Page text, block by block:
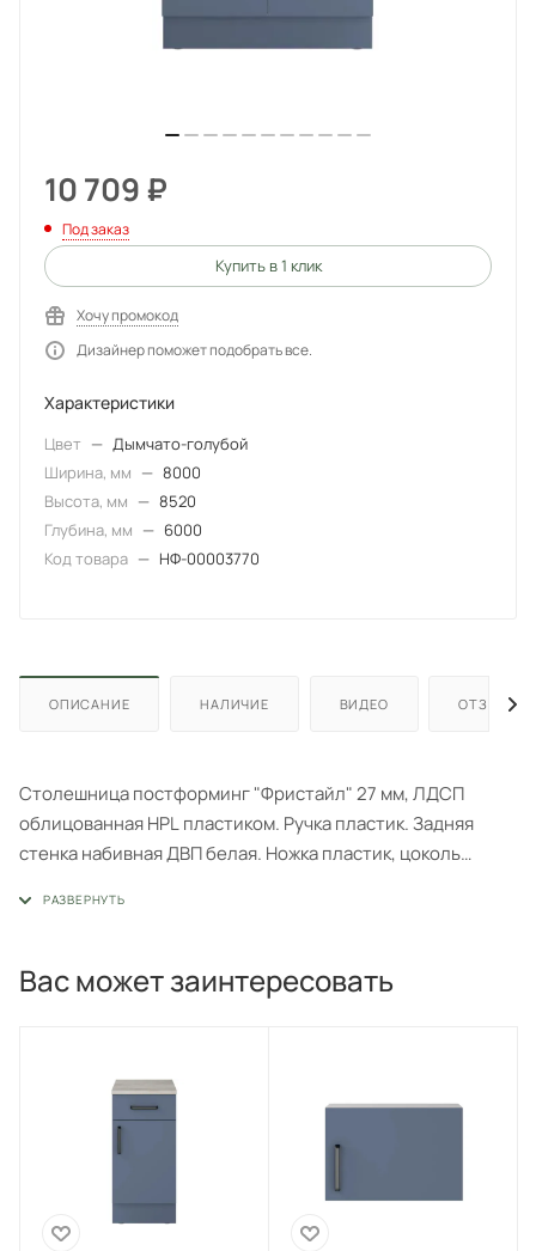
10 709₽
Под заказ
Купить в 1 клик
Хочу промокод
Дизайнер поможет подобрать все.
Характеристики
Цвет — Дымчато-голубой
Ширина, мм — 8000
Высота, мм — 8520
Глубина, мм — 6000
Код товара — НФ-00003770
ОПИСАНИЕ НАЛИЧИЕ ВИДЕО ОТЗЫВЫ
Столешница постформинг "Фристайл" 27 мм, ЛДСП
облицованная HPL пластиком. Ручка пластик. Задняя
стенка набивная ДВП белая. Ножка пластик, цоколь
Вас может заинтересовать